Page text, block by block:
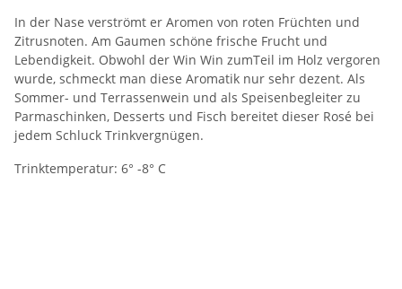
In der Nase verströmt er Aromen von roten Früchten und
Zitrusnoten. Am Gaumen schöne frische Frucht und
Lebendigkeit. Obwohl der Win Win zumTeil im Holz vergoren
wurde, schmeckt man diese Aromatik nur sehr dezent. Als
Sommer- und Terrassenwein und als Speisenbegleiter zu
Parmaschinken, Desserts und Fisch bereitet dieser Rosé bei
jedem Schluck Trinkvergnügen.
Trinktemperatur: 6° -8° C